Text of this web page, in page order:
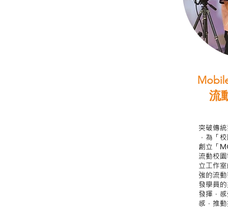
流
突破傳
，為「
創立「
流動校
立工作
強的流
發學員
發揮，
感，推